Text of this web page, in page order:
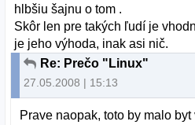
hlbšiu šajnu o tom .
Skôr len pre takých ľudí je
je jeho výhoda, inak asi nič.
Re: Prečo "Linux"
27.05.2008 | 15:13
Prave naopak, toto by malo